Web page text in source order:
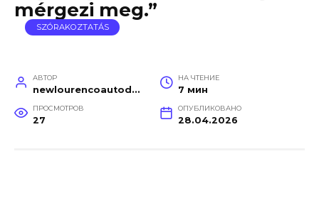
mérgezi meg.”
SZÓRAKOZTATÁS
АВТОР
newlourencoautodetail
НА ЧТЕНИЕ
7 мин
ПРОСМОТРОВ
27
ОПУБЛИКОВАНО
28.04.2026